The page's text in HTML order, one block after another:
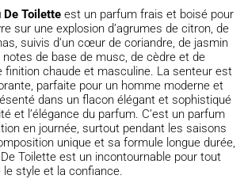
De Toilette est un parfum frais et boisé pour
sur une explosion d’agrumes de citron, de
suivis d’un cœur de coriandre, de jasmin
de base de musc, de cèdre et de
finition chaude et masculine. La senteur est
parfaite pour un homme moderne et
dans un flacon élégant et sophistiqué
et l’élégance du parfum. C’est un parfum
en journée, surtout pendant les saisons
unique et sa formule longue durée,
Toilette est un incontournable pour tout
style et la confiance.